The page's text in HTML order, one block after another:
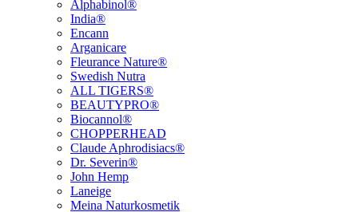
Alphabinol®
India®
Encann
Arganicare
Fleurance Nature®
Swedish Nutra
ALL TIGERS®
BEAUTYPRO®
Biocannol®
CHOPPERHEAD
Claude Aphrodisiacs®
Dr. Severin®
John Hemp
Laneige
Meina Naturkosmetik